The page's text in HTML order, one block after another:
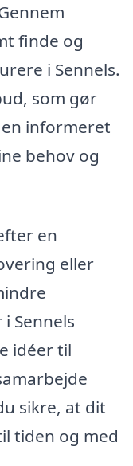
finde og
i Sennels.
som gør
informeret
behov og
en
eller
Sennels
idéer til
sikre, at dit
tiden og med